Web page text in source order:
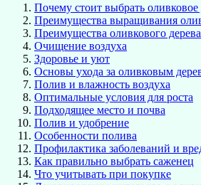
Почему стоит выбрать оливковое
Преимущества выращивания
Преимущества оливкового
Очищение воздуха
Здоровье и уют
Основы ухода за оливковым
Полив и влажность воздуха
Оптимальные условия для роста
Подходящее место и почва
Полив и удобрение
Особенности полива
Профилактика заболеваний и
Как правильно выбрать саженец
Что учитывать при покупке